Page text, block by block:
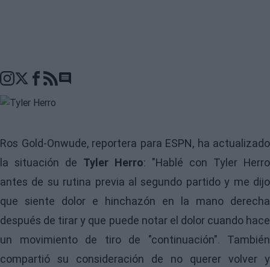
Go to comments seciton
Ros Gold-Onwude, reportera para ESPN, ha actualizado
la situación de Tyler Herro: "Hablé con Tyler Herro
antes de su rutina previa al segundo partido y me dijo
que siente dolor e hinchazón en la mano derecha
después de tirar y que puede notar el dolor cuando hace
un movimiento de tiro de "continuación". También
compartió su consideración de no querer volver y